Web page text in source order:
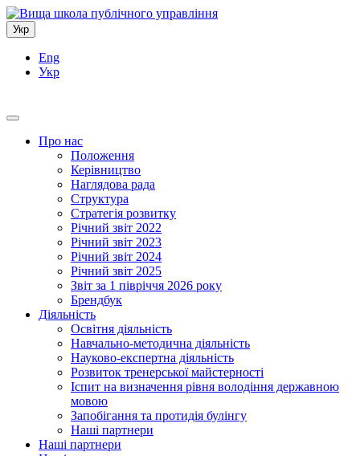
Укр
Eng
Укр
Про нас
Положення
Керівництво
Наглядова рада
Структура
Стратегія розвитку
Річний звіт 2022
Річний звіт 2023
Річний звіт 2024
Річний звіт 2025
Звіт за 1 півріччя 2026 року
Брендбук
Діяльність
Освітня діяльність
Навчально-методична діяльність
Науково-експертна діяльність
Розвиток тренерської майстерності
Іспит на визначення рівня володіння державною
мовою
Запобігання та протидія булінгу
Наші партнери
Наші партнери